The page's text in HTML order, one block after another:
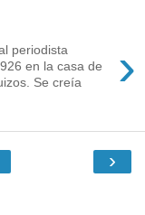
›
periodista
en la casa de
Se creía
›